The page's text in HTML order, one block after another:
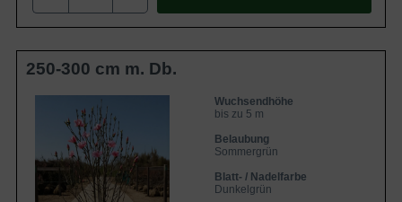
250-300 cm m. Db.
Wuchsendhöhe
bis zu 5 m
Belaubung
Sommergrün
Blatt- / Nadelfarbe
Dunkelgrün